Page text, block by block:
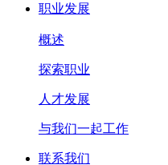
职业发展
概述
探索职业
人才发展
与我们一起工作
联系我们